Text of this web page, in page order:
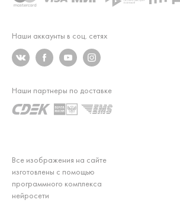
Наши аккаунты в соц. сетях
Все изображения на сайте
изготовлены с помощью
программного комплекса
нейросети
Наши партнеры по доставке